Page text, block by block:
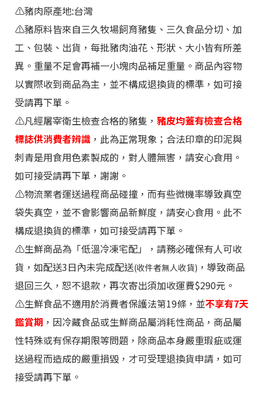
⚠️豬肉原產地:台灣
⚠️豬原料皆來自三久牧場飼育豬隻、三久食品分切、加
工、包裝、出貨，每批豬肉油花、形狀、大小皆有所差
異。重量不足會再補一小塊肉品補足重量。商品內容物
以實際收到商品為主，並不構成退換貨的標準，如可接
受請再下單。
⚠️凡經屠宰衛生檢查合格的豬隻， 豬皮均蓋有檢查合格
標誌供消費者辨識 ，此為正常現象；合法印章的印泥與
刺青是用食用色素製成的，對人體無害，請安心食用。
如可接受請再下單 ，謝謝。
⚠️物流業者運送過程商品碰撞，而有些微機率導致真空
袋失真空，並不會影響商品新鮮度，請安心食用。此不
構成退換貨的標準，如可接受請再下單。
⚠️生鮮商品為「低溫冷凍宅配」，請務必確保有人可收
貨，如配送3日內未完成配送(收件者無人收貨) ，導致商品
退回三久，恕不退款，再次寄出須加收運費$290元。
⚠️生鮮食品不適用於消費者保護法第19條，並不享有7天
鑑賞期 ，因冷藏食品或生鮮商品屬消耗性商品，商品屬
性特殊或有保存期限等問題，除商品本身嚴重瑕疵或運
送過程而造成的嚴重損毀，才可受理退換貨申請，如可
接受請再下單。